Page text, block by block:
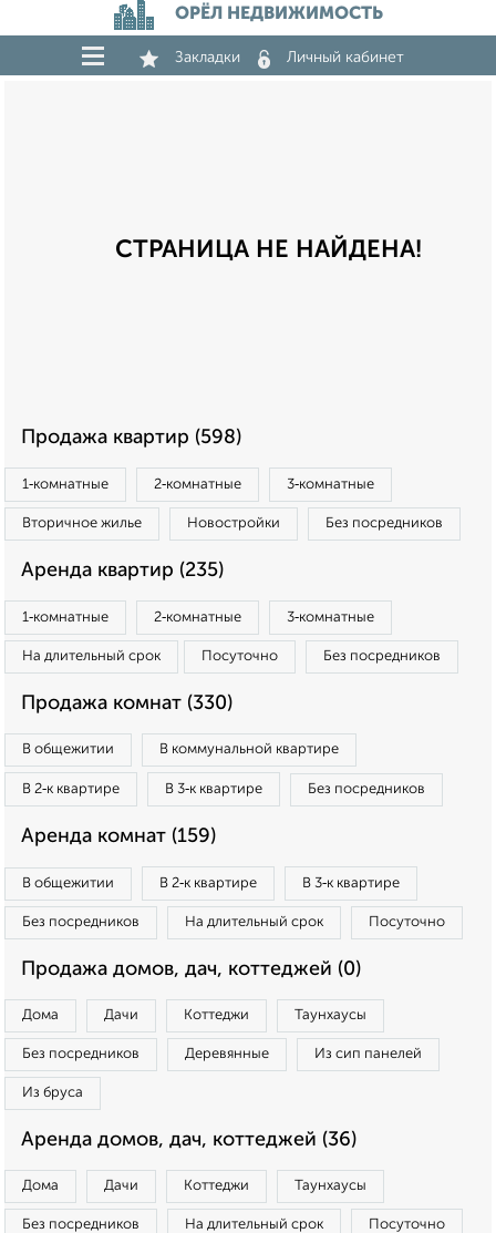
ОРЁЛ НЕДВИЖИМОСТЬ
Закладки Личный кабинет
СТРАНИЦА НЕ НАЙДЕНА!
Продажа квартир (598)
1‑комнатные 2‑комнатные 3‑комнатные
Вторичное жилье Новостройки Без посредников
Аренда квартир (235)
1‑комнатные 2‑комнатные 3‑комнатные
На длительный срок Посуточно Без посредников
Продажа комнат (330)
В общежитии В коммунальной квартире
В 2‑к квартире В 3‑к квартире Без посредников
Аренда комнат (159)
В общежитии В 2‑к квартире В 3‑к квартире
Без посредников На длительный срок Посуточно
Продажа домов, дач, коттеджей (0)
Дома Дачи Коттеджи Таунхаусы
Без посредников Деревянные Из сип панелей
Из бруса
Аренда домов, дач, коттеджей (36)
Дома Дачи Коттеджи Таунхаусы
Без посредников На длительный срок Посуточно